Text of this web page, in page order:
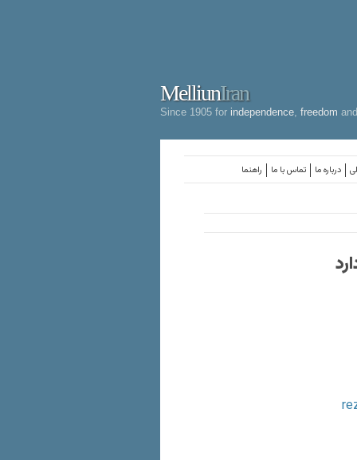
MelliunIran
Since 1905 for independence freedom and
راهنما تماس با ما درباره ما